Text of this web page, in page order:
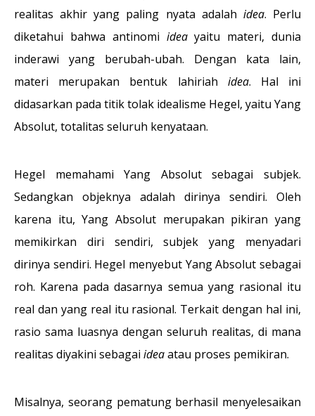
realitas akhir yang paling nyata adalah idea. Perlu
diketahui bahwa antinomi ideayaitu materi, dunia
inderawi yang berubah-ubah. Dengan kata lain,
materi merupakan bentuk lahiriah idea. Hal ini
didasarkan pada titik tolak idealisme Hegel, yaitu Yang
Absolut, totalitas seluruh kenyataan.
Hegel memahami Yang Absolut sebagai subjek.
Sedangkan objeknya adalah dirinya sendiri. Oleh
karena itu, Yang Absolut merupakan pikiran yang
memikirkan diri sendiri, subjek yang menyadari
dirinya sendiri. Hegel menyebut Yang Absolut sebagai
roh. Karena pada dasarnya semua yang rasional itu
real dan yang real itu rasional. Terkait dengan hal ini,
rasio sama luasnya dengan seluruh realitas, di mana
realitas diyakini sebagai ideaatau proses pemikiran.
Misalnya, seorang pematung berhasil menyelesaikan